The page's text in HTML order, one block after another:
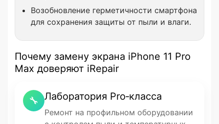
Возобновление герметичности смартфона
для сохранения защиты от пыли и влаги.
Почему замену экрана iPhone 11 Pro
Max доверяют iRepair
🔧 Лаборатория Pro‑класса
Ремонт на профильном оборудовании